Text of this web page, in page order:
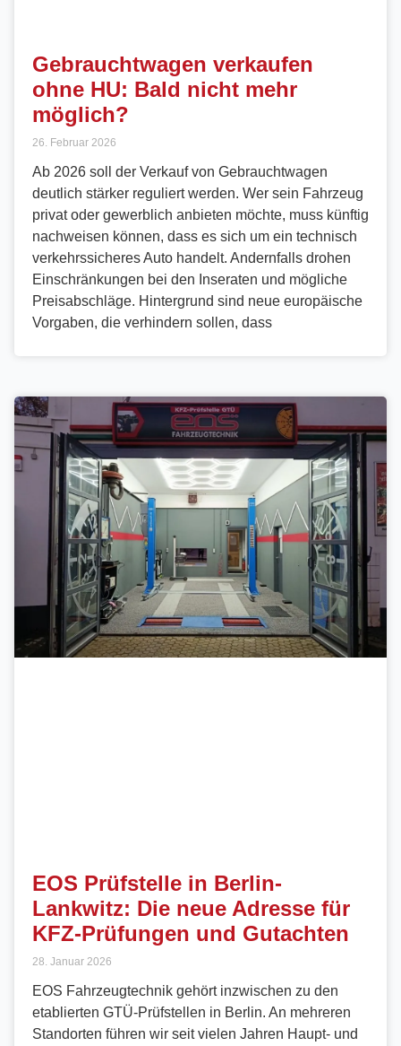
Gebrauchtwagen verkaufen
ohne HU: Bald nicht mehr
möglich?
26. Februar 2026
Ab 2026 soll der Verkauf von Gebrauchtwagen
deutlich stärker reguliert werden. Wer sein Fahrzeug
privat oder gewerblich anbieten möchte, muss künftig
nachweisen können, dass es sich um ein technisch
verkehrssicheres Auto handelt. Andernfalls drohen
Einschränkungen bei den Inseraten und mögliche
Preisabschläge. Hintergrund sind neue europäische
Vorgaben, die verhindern sollen, dass
EOS Prüfstelle in Berlin-
Lankwitz: Die neue Adresse für
KFZ-Prüfungen und Gutachten
28. Januar 2026
EOS Fahrzeugtechnik gehört inzwischen zu den
etablierten GTÜ-Prüfstellen in Berlin. An mehreren
Standorten führen wir seit vielen Jahren Haupt- und